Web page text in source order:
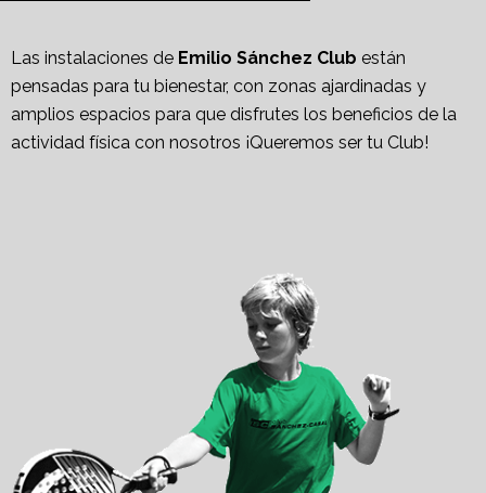
Las instalaciones de Emilio Sánchez Club están
pensadas para tu bienestar, con zonas ajardinadas y
amplios espacios para que disfrutes los beneficios de la
actividad física con nosotros ¡Queremos ser tu Club!